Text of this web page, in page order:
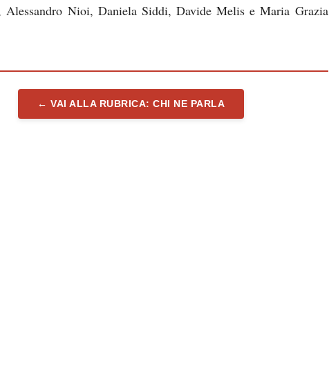
Alessandro Nioi, Daniela Siddi, Davide Melis e Maria Grazia
← VAI ALLA RUBRICA: CHI NE PARLA